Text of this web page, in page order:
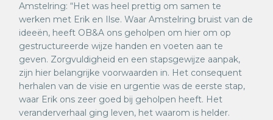
Amstelring: “Het was heel prettig om samen te
werken met Erik en Ilse. Waar Amstelring bruist van de
ideeën, heeft OB&A ons geholpen om hier om op
gestructureerde wijze handen en voeten aan te
geven. Zorgvuldigheid en een stapsgewijze aanpak,
zijn hier belangrijke voorwaarden in. Het consequent
herhalen van de visie en urgentie was de eerste stap,
waar Erik ons zeer goed bij geholpen heeft. Het
veranderverhaal ging leven, het waarom is helder.